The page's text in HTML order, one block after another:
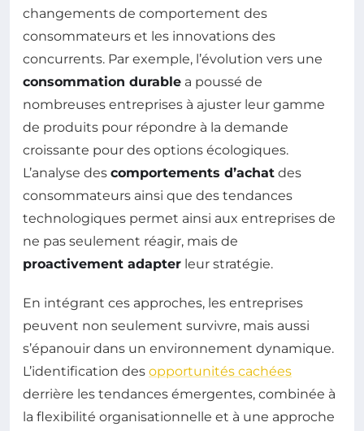
changements de comportement des
consommateurs et les innovations des
concurrents. Par exemple, l’évolution vers une
consommation durable a poussé de
nombreuses entreprises à ajuster leur gamme
de produits pour répondre à la demande
croissante pour des options écologiques.
L’analyse des comportements d’achat des
consommateurs ainsi que des tendances
technologiques permet ainsi aux entreprises de
ne pas seulement réagir, mais de
proactivement adapter leur stratégie.
En intégrant ces approches, les entreprises
peuvent non seulement survivre, mais aussi
s’épanouir dans un environnement dynamique.
L’identification des opportunités cachées
derrière les tendances émergentes, combinée à
la flexibilité organisationnelle et à une approche